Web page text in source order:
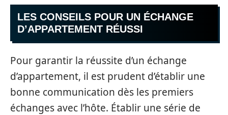
LES CONSEILS POUR UN ÉCHANGE
D’APPARTEMENT RÉUSSI
Pour garantir la réussite d’un échange
d’appartement, il est prudent d’établir une
bonne communication dès les premiers
échanges avec l’hôte. Établir une série de